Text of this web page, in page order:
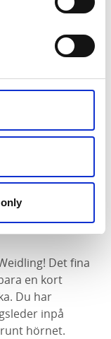
Det fina
en kort
Du har
inpå
hörnet.